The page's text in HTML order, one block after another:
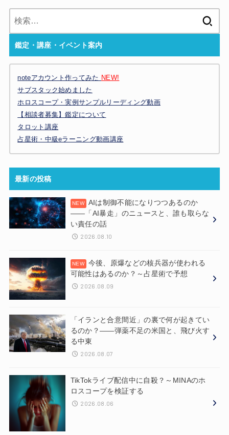
鑑定・講座・イベント案内
noteアカウント作ってみた NEW!
サブスタック始めました
ホロスコープ・実例サンプルリーディング動画
【相談者募集】鑑定について
タロット講座
占星術・中級eラーニング動画講座
最新の投稿
AIは制御不能になりつつあるのか
——「AI暴走」のニュースと、誰も取らな
い責任の話
2026.08.10
今後、原爆などの核兵器が使われる
可能性はあるのか？～占星術で予想
2026.08.09
「イランと合意間近」の裏で何が起きてい
るのか？——弾薬不足の米国と、飛び火す
る中東
2026.08.07
TikTokライブ配信中に自殺？～MINAのホ
ロスコープを検証する
2026.08.06